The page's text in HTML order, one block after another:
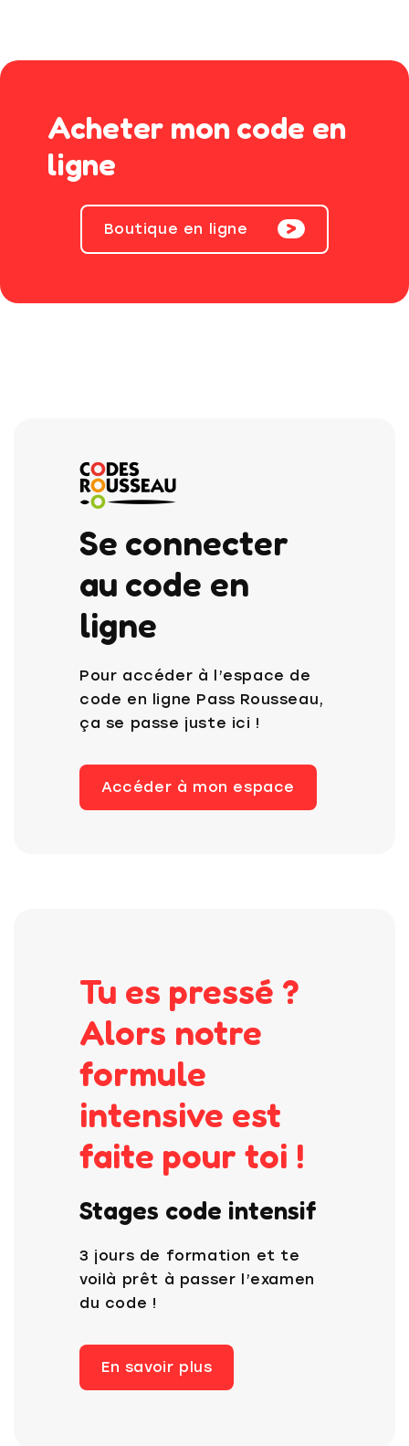
Acheter mon code en
ligne
Boutique en ligne
Se connecter
au code en
ligne
Pour accéder à l’espace de
code en ligne Pass Rousseau,
ça se passe juste ici !
Accéder à mon espace
Tu es pressé ?
Alors notre
formule
intensive est
faite pour toi !
Stages code intensif
3 jours de formation et te
voilà prêt à passer l’examen
du code !
En savoir plus